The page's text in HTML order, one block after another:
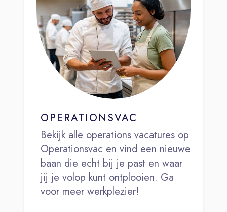
OPERATIONSVAC
Bekijk alle operations vacatures op
Operationsvac en vind een nieuwe
baan die echt bij je past en waar
jij je volop kunt ontplooien. Ga
voor meer werkplezier!